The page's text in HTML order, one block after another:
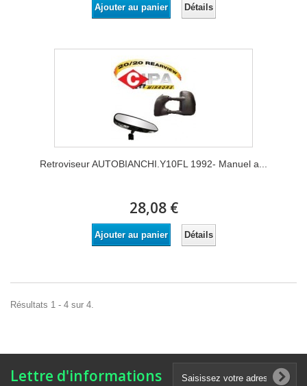
Ajouter au panier Détails
Retroviseur AUTOBIANCHI.Y10FL 1992- Manuel a...
28,08 €
Ajouter au panier Détails
Résultats 1 - 4 sur 4.
Lettre d'informations